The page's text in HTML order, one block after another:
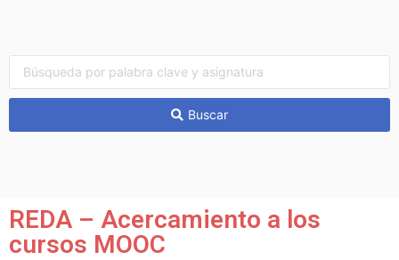
Buscar
REDA – Acercamiento a los
cursos MOOC